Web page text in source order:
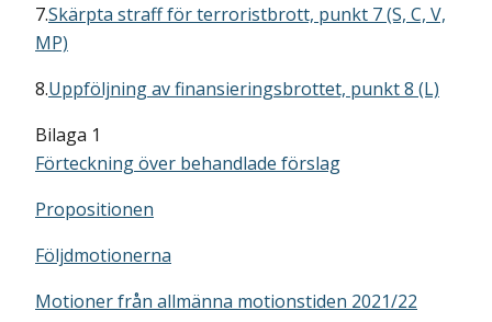
7.Skärpta straff för terroristbrott, punkt 7 (S, C, V,
MP)
8.Uppföljning av finansieringsbrottet, punkt 8 (L)
Bilaga 1
Förteckning över behandlade förslag
Propositionen
Följdmotionerna
Motioner från allmänna motionstiden 2021/22